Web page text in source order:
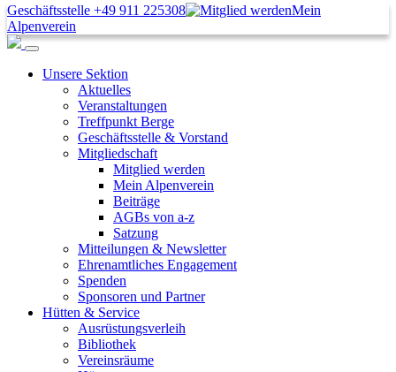
Geschäftsstelle +49 911 225308
Mein
Alpenverein
Unsere Sektion
Aktuelles
Veranstaltungen
Treffpunkt Berge
Geschäftsstelle & Vorstand
Mitgliedschaft
Mitglied werden
Mein Alpenverein
Beiträge
AGBs von a-z
Satzung
Mitteilungen & Newsletter
Ehrenamtliches Engagement
Spenden
Sponsoren und Partner
Hütten & Service
Ausrüstungsverleih
Bibliothek
Vereinsräume